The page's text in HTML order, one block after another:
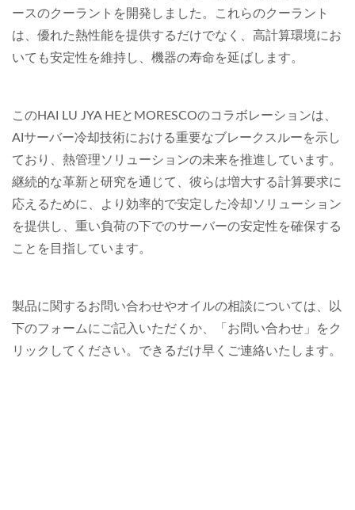
ースのクーラントを開発しました。これらのクーラント
は、優れた熱性能を提供するだけでなく、高計算環境にお
いても安定性を維持し、機器の寿命を延ばします。
このHAI LU JYA HEとMORESCOのコラボレーションは、
AIサーバー冷却技術における重要なブレークスルーを示し
ており、熱管理ソリューションの未来を推進しています。
継続的な革新と研究を通じて、彼らは増大する計算要求に
応えるために、より効率的で安定した冷却ソリューション
を提供し、重い負荷の下でのサーバーの安定性を確保する
ことを目指しています。
製品に関するお問い合わせやオイルの相談については、以
下のフォームにご記入いただくか、「お問い合わせ」をク
リックしてください。できるだけ早くご連絡いたします。